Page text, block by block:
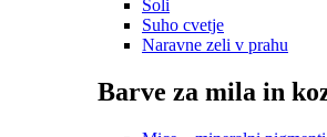
Soli
Suho cvetje
Naravne zeli v prahu
Barve za mila in